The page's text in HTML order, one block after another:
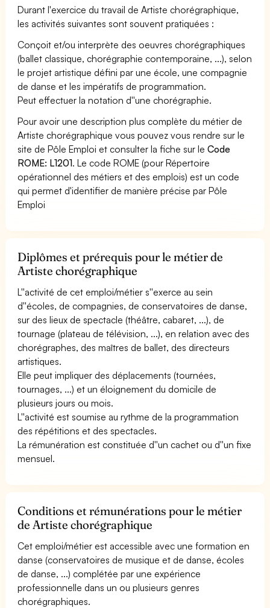
Durant l'exercice du travail de Artiste chorégraphique,
les activités suivantes sont souvent pratiquées :
Conçoit et/ou interprète des oeuvres chorégraphiques
(ballet classique, chorégraphie contemporaine, ...), selon
le projet artistique défini par une école, une compagnie
de danse et les impératifs de programmation.
Peut effectuer la notation d''une chorégraphie.
Pour avoir une description plus complète du métier de
Artiste chorégraphique vous pouvez vous rendre sur le
site de Pôle Emploi et consulter la fiche sur leCode
ROME: L1201. Le code ROME (pour Répertoire
opérationnel des métiers et des emplois) est un code
qui permet d'identifier de manière précise par Pôle
Emploi
Diplômes et prérequis pour le métier de
Artiste chorégraphique
L''activité de cet emploi/métier s''exerce au sein
d''écoles, de compagnies, de conservatoires de danse,
sur des lieux de spectacle (théâtre, cabaret, ...), de
tournage (plateau de télévision, ...), en relation avec des
chorégraphes, des maîtres de ballet, des directeurs
artistiques.
Elle peut impliquer des déplacements (tournées,
tournages, ...) et un éloignement du domicile de
plusieurs jours ou mois.
L''activité est soumise au rythme de la programmation
des répétitions et des spectacles.
La rémunération est constituée d''un cachet ou d''un fixe
mensuel.
Conditions et rémunérations pour le métier
de Artiste chorégraphique
Cet emploi/métier est accessible avec une formation en
danse (conservatoires de musique et de danse, écoles
de danse, ...) complétée par une expérience
professionnelle dans un ou plusieurs genres
chorégraphiques.